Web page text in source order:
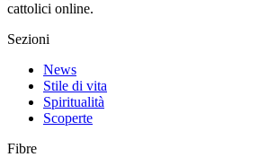
cattolici online.
Sezioni
News
Stile di vita
Spiritualità
Scoperte
Fibre